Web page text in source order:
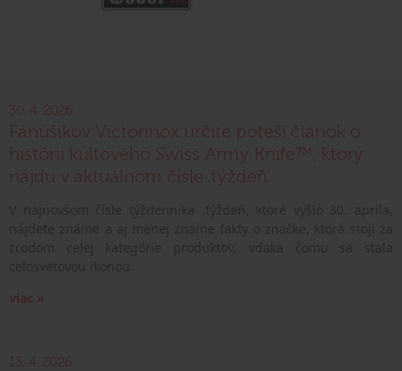
30. 4. 2026
Fanúšikov Victorinox určite poteší článok o
histórii kultového Swiss Army Knife™, ktorý
nájdu v aktuálnom čísle .týždeň
viac »
13. 4. 2026